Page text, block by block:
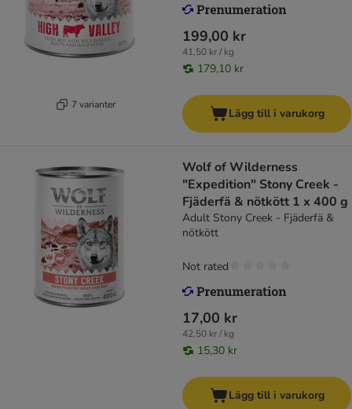
7 varianter
199,00 kr
41,50 kr / kg
179,10 kr
Lägg till i varukorg
Wolf of Wilderness
"Expedition" Stony Creek -
Fjäderfä & nötkött 1 x 400 g
Adult Stony Creek - Fjäderfä &
nötkött
17,00 kr
42,50 kr / kg
15,30 kr
Not rated
Lägg till i varukorg